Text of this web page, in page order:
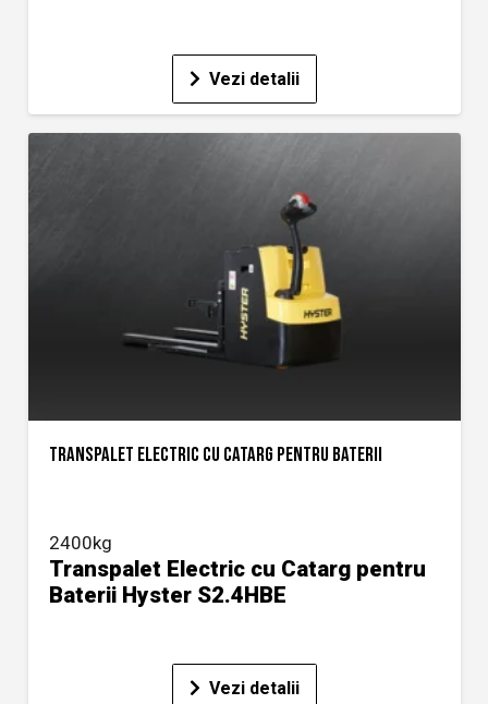
Vezi detalii
TRANSPALET ELECTRIC CU CATARG PENTRU BATERII
2400kg
Transpalet Electric cu Catarg pentru
Baterii Hyster S2.4HBE
Vezi detalii